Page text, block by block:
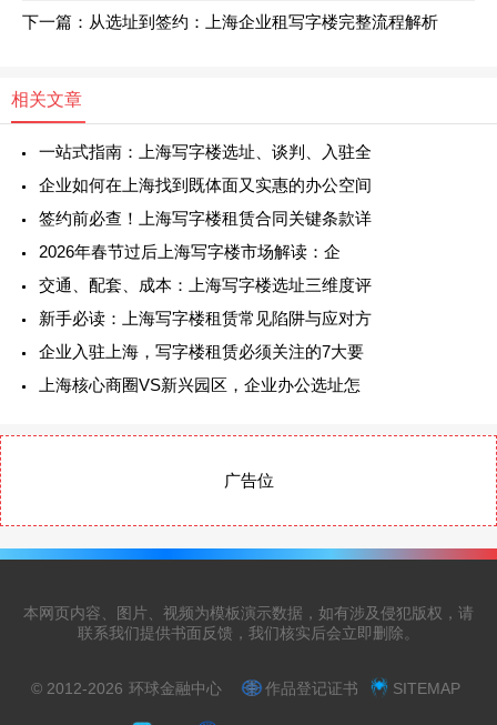
下一篇：从选址到签约：上海企业租写字楼完整流程解析
相关文章
一站式指南：上海写字楼选址、谈判、入驻全
企业如何在上海找到既体面又实惠的办公空间
签约前必查！上海写字楼租赁合同关键条款详
2026年春节过后上海写字楼市场解读：企
交通、配套、成本：上海写字楼选址三维度评
新手必读：上海写字楼租赁常见陷阱与应对方
企业入驻上海，写字楼租赁必须关注的7大要
上海核心商圈VS新兴园区，企业办公选址怎
广告位
本网页内容、图片、视频为模板演示数据，如有涉及侵犯版权，请
联系我们提供书面反馈，我们核实后会立即删除。
© 2012-2026 环球金融中心 作品登记证书 SITEMAP